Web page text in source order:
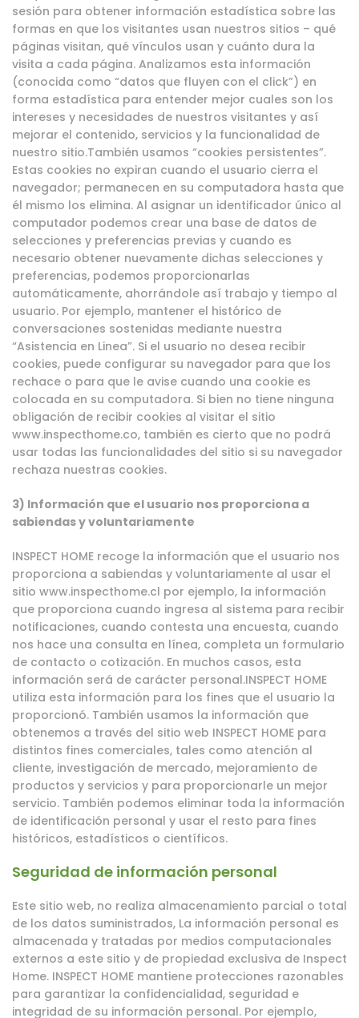
sesión para obtener información estadística sobre las
formas en que los visitantes usan nuestros sitios – qué
páginas visitan, qué vínculos usan y cuánto dura la
visita a cada página. Analizamos esta información
(conocida como “datos que fluyen con el click”) en
forma estadística para entender mejor cuales son los
intereses y necesidades de nuestros visitantes y así
mejorar el contenido, servicios y la funcionalidad de
nuestro sitio.También usamos “cookies persistentes”.
Estas cookies no expiran cuando el usuario cierra el
navegador; permanecen en su computadora hasta que
él mismo los elimina. Al asignar un identificador único al
computador podemos crear una base de datos de
selecciones y preferencias previas y cuando es
necesario obtener nuevamente dichas selecciones y
preferencias, podemos proporcionarlas
automáticamente, ahorrándole así trabajo y tiempo al
usuario. Por ejemplo, mantener el histórico de
conversaciones sostenidas mediante nuestra
“Asistencia en Linea”. Si el usuario no desea recibir
cookies, puede configurar su navegador para que los
rechace o para que le avise cuando una cookie es
colocada en su computadora. Si bien no tiene ninguna
obligación de recibir cookies al visitar el sitio
www.inspecthome.co, también es cierto que no podrá
usar todas las funcionalidades del sitio si su navegador
rechaza nuestras cookies.
3) Información que el usuario nos proporciona a
sabiendas y voluntariamente
INSPECT HOME recoge la información que el usuario nos
proporciona a sabiendas y voluntariamente al usar el
sitio www.inspecthome.cl por ejemplo, la información
que proporciona cuando ingresa al sistema para recibir
notificaciones, cuando contesta una encuesta, cuando
nos hace una consulta en línea, completa un formulario
de contacto o cotización. En muchos casos, esta
información será de carácter personal.INSPECT HOME
utiliza esta información para los fines que el usuario la
proporcionó. También usamos la información que
obtenemos a través del sitio web INSPECT HOME para
distintos fines comerciales, tales como atención al
cliente, investigación de mercado, mejoramiento de
productos y servicios y para proporcionarle un mejor
servicio. También podemos eliminar toda la información
de identificación personal y usar el resto para fines
históricos, estadísticos o científicos.
Seguridad de información personal
Este sitio web, no realiza almacenamiento parcial o total
de los datos suministrados, La información personal es
almacenada y tratadas por medios computacionales
externos a este sitio y de propiedad exclusiva de Inspect
Home. INSPECT HOME mantiene protecciones razonables
para garantizar la confidencialidad, seguridad e
integridad de su información personal. Por ejemplo,